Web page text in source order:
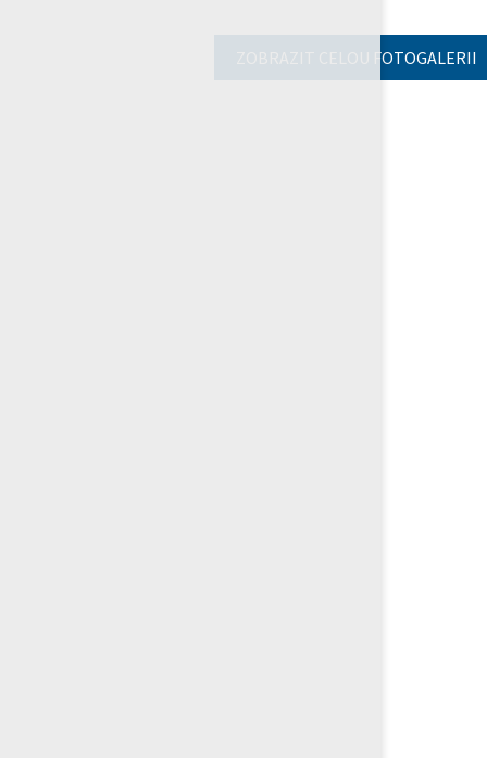
ZOBRAZIT CELOU FOTOGALERII